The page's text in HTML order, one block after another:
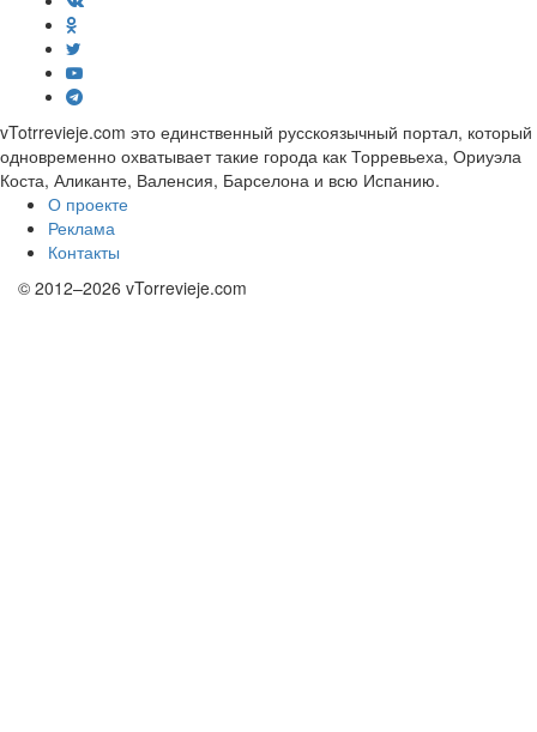
vTotrrevieje.com это единственный русскоязычный портал, который
одновременно охватывает такие города как Торревьеха, Ориуэла
Коста, Аликанте, Валенсия, Барселона и всю Испанию.
О проекте
Реклама
Контакты
© 2012–2026 vTorrevieje.com